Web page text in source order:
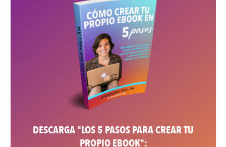
DESCARGA "LOS 5 PASOS PARA CREAR TU
PROPIO EBOOK":